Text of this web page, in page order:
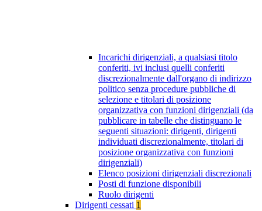
Incarichi dirigenziali, a qualsiasi titolo
conferiti, ivi inclusi quelli conferiti
discrezionalmente dall'organo di indirizzo
politico senza procedure pubbliche di
selezione e titolari di posizione
organizzativa con funzioni dirigenziali (da
pubblicare in tabelle che distinguano le
seguenti situazioni: dirigenti, dirigenti
individuati discrezionalmente, titolari di
posizione organizzativa con funzioni
dirigenziali)
Elenco posizioni dirigenziali discrezionali
Posti di funzione disponibili
Ruolo dirigenti
Dirigenti cessati 1